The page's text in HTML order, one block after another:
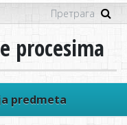
procesima
predmeta